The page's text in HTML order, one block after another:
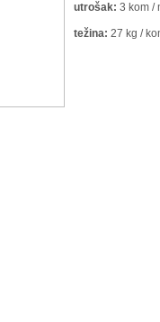
utrošak: 3 kom /
težina: 27 kg /